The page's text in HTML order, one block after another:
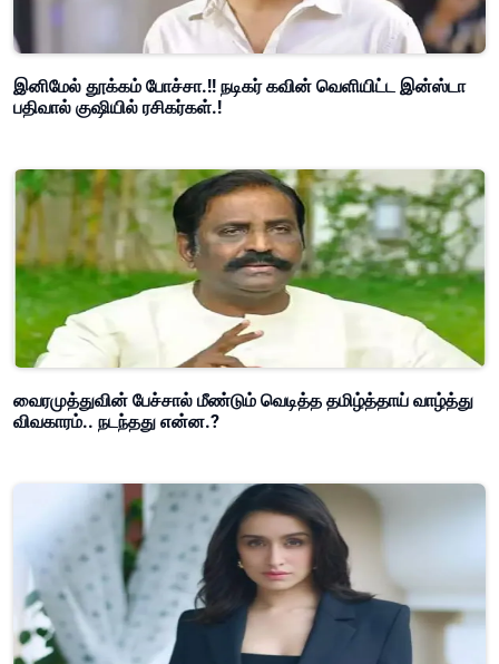
இனிமேல் தூக்கம் போச்சா.!! நடிகர் கவின் வெளியிட்ட இன்ஸ்டா
பதிவால் குஷியில் ரசிகர்கள்.!
வைரமுத்துவின் பேச்சால் மீண்டும் வெடித்த தமிழ்த்தாய் வாழ்த்து
விவகாரம்.. நடந்தது என்ன.?